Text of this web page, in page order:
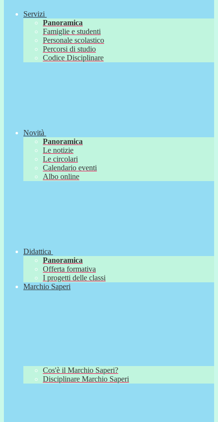
Servizi
Panoramica
Famiglie e studenti
Personale scolastico
Percorsi di studio
Codice Disciplinare
Novità
Panoramica
Le notizie
Le circolari
Calendario eventi
Albo online
Didattica
Panoramica
Offerta formativa
I progetti delle classi
Marchio Saperi
Cos'è il Marchio Saperi?
Disciplinare Marchio Saperi